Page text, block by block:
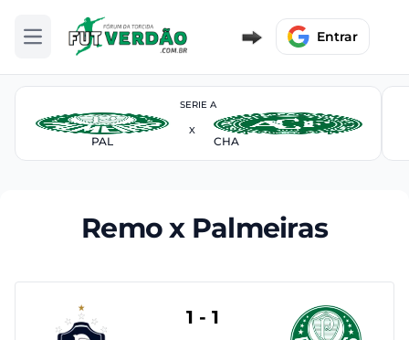
Abrir menu Entrar
SERIE A
PAL
X
CHA
Remo x Palmeiras
1 - 1